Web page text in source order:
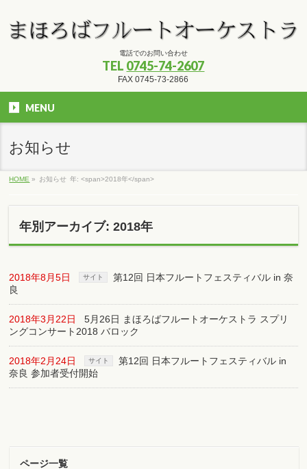
電話でのお問い合わせ
TEL 0745-74-2607
FAX 0745-73-2866
MENU
お知らせ
HOME » お知らせ 年: <span>2018年</span>
年別アーカイブ: 2018年
2018年8月5日 サイト
第12回 日本フルートフェスティバル in 奈
良
2018年3月22日
5月26日 まほろばフルートオーケストラ スプリ
ングコンサート2018 バロック
2018年2月24日 サイト
第12回 日本フルートフェスティバル in
奈良 参加者受付開始
ページ一覧